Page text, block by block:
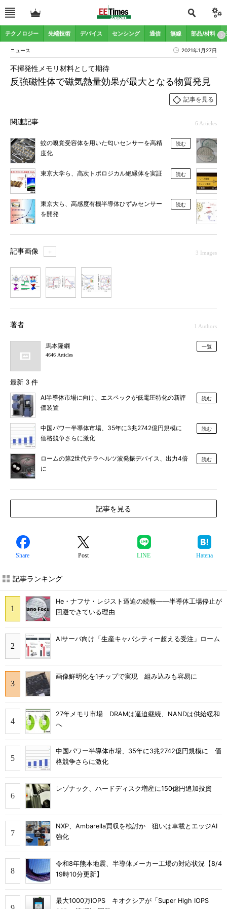
テクノロジー 先端技術 デバイス センシング 通信 無線 部品/材料
ニュース 2021年1月27日
反強磁性体で磁気熱量効果が最大となる物質発見
不揮発性メモリ材料として期待
記事を見る
関連記事 6 Articles
蚊の嗅覚受容体を用いた匂いセンサーを高精
度化
読む
東京大学ら、高次トポロジカル絶縁体を実証 読む
東京大ら、高感度有機半導体ひずみセンサー
を開発
読む
記事画像 ＋ 3 Images
著者 1 Authors
馬本隆綱
4646 Articles
一覧
最新 3 件
AI半導体市場に向け、エスペックが低電圧特化の新評
価装置
読む
中国パワー半導体市場、35年に3兆2742億円規模に
価格競争さらに激化
読む
ロームの第2世代テラヘルツ波発振デバイス、出力4倍
に
読む
記事を見る
Share Post LINE Hatena
記事ランキング
He・ナフサ・レジスト逼迫の続報――半導体工場停止が
回避できている理由
AIサーバ向け「生産キャパシティー超える受注」ローム
画像鮮明化を1チップで実現 組み込みも容易に
27年メモリ市場 DRAMは逼迫継続、NANDは供給緩和
へ
中国パワー半導体市場、35年に3兆2742億円規模に 価
格競争さらに激化
レゾナック、ハードディスク増産に150億円追加投資
NXP、Ambarella買収を検討か 狙いは車載とエッジAI
強化
令和8年熊本地震、半導体メーカー工場の対応状況【8/4
19時10分更新】
最大1000万IOPS キオクシアが「Super High IOPS